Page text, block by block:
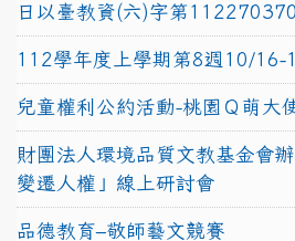
日以臺教資(六)字第
112學年度上學期第8週10/16-
兒童權利公約活動-桃園Ｑ萌大
財團法人環境品質文教基金會
變遷人權」線上研討會
品德教育–敬師藝文競賽